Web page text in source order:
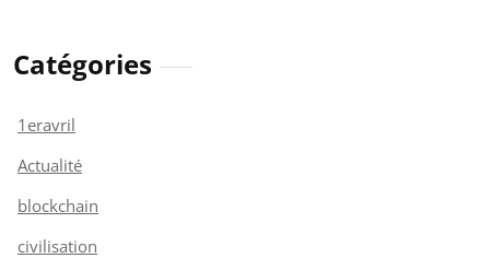
Catégories
1eravril
Actualité
blockchain
civilisation